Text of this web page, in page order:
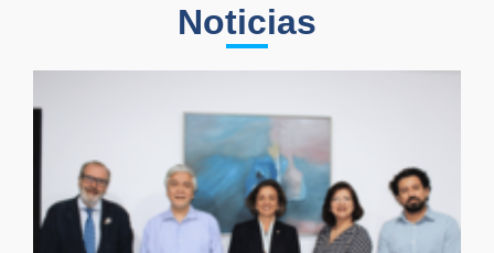
Noticias